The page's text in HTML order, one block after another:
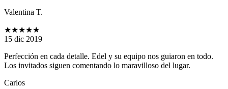
Valentina T.
★★★★★
15 dic 2019
Perfección en cada detalle. Edel y su equipo nos guiaron en todo.
Los invitados siguen comentando lo maravilloso del lugar.
Carlos